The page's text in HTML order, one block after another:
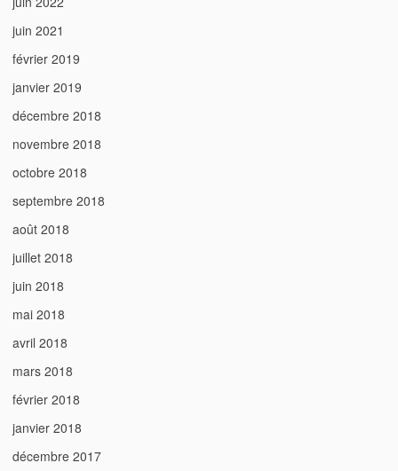
juin 2021
février 2019
janvier 2019
décembre 2018
novembre 2018
octobre 2018
septembre 2018
août 2018
juillet 2018
juin 2018
mai 2018
avril 2018
mars 2018
février 2018
janvier 2018
décembre 2017